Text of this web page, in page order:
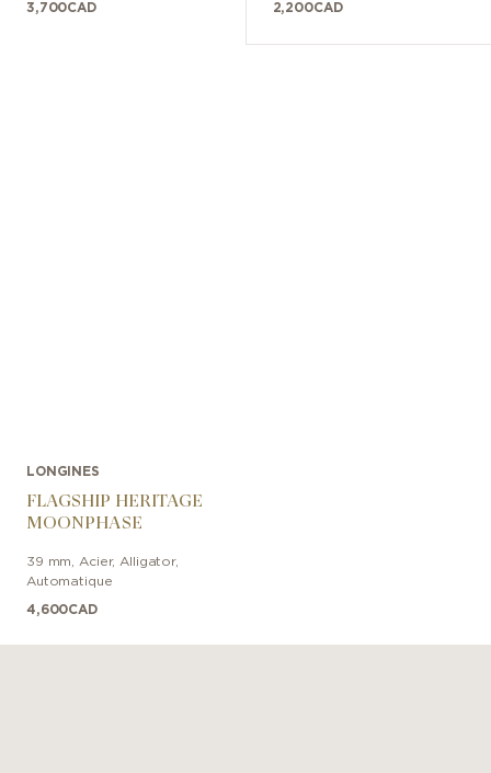
3,700CAD 2,200CAD
LONGINES
FLAGSHIP HERITAGE
MOONPHASE
39 mm Acier, Alligator,
Automatique
4,600CAD